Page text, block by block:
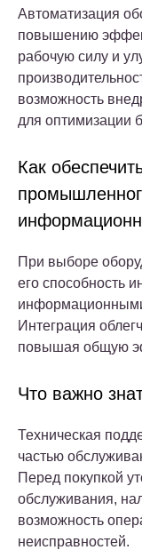
Автоматизация
повышению
рабочую силу и
возможность
для оптимизации
Как
При выборе
его способность
Интеграция
повышая общую
Что важно
Техническая
частью
Перед покупкой
обслуживания,
возможность
неисправностей.